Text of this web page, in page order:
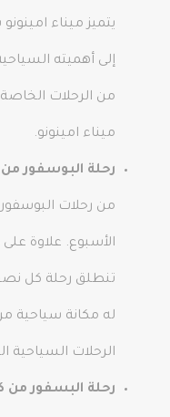
يتميز ميناء
إلى أهميته
من الرحلات
ميناء امينونو.
رحلة البوسفور من
من رحلات
الأسبوع. علاوة
تنطلق رحلة كل
له مكانة سياحية
الرحلات السياحية
رحلة البسفور من